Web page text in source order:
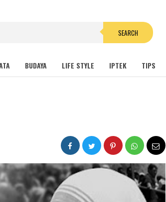
SEARCH
BUDAYA LIFE STYLE IPTEK TIPS